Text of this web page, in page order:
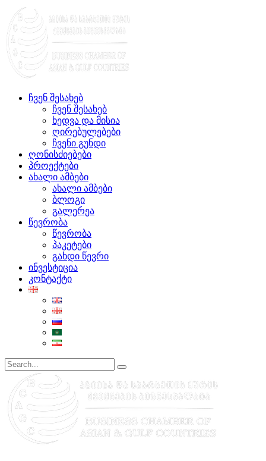
ჩვენ შესახებ
ჩვენ შესახებ
ხედვა და მისია
ღირებულებები
ჩვენი გუნდი
ღონისძიებები
პროექტები
ახალი ამბები
ახალი ამბები
ბლოგი
გალერეა
წევრობა
წევრობა
პაკეტები
გახდი წევრი
ინვესტიცია
კონტაქტი